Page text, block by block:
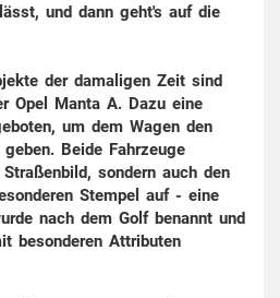
und dann geht's auf die
der damaligen Zeit sind
Opel Manta A. Dazu eine
um dem Wagen den
Beide Fahrzeuge
sondern auch den
Stempel auf - eine
nach dem Golf benannt und
besonderen Attributen